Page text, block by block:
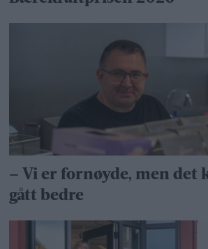
– Vi er fornøyde, men det
gått bedre